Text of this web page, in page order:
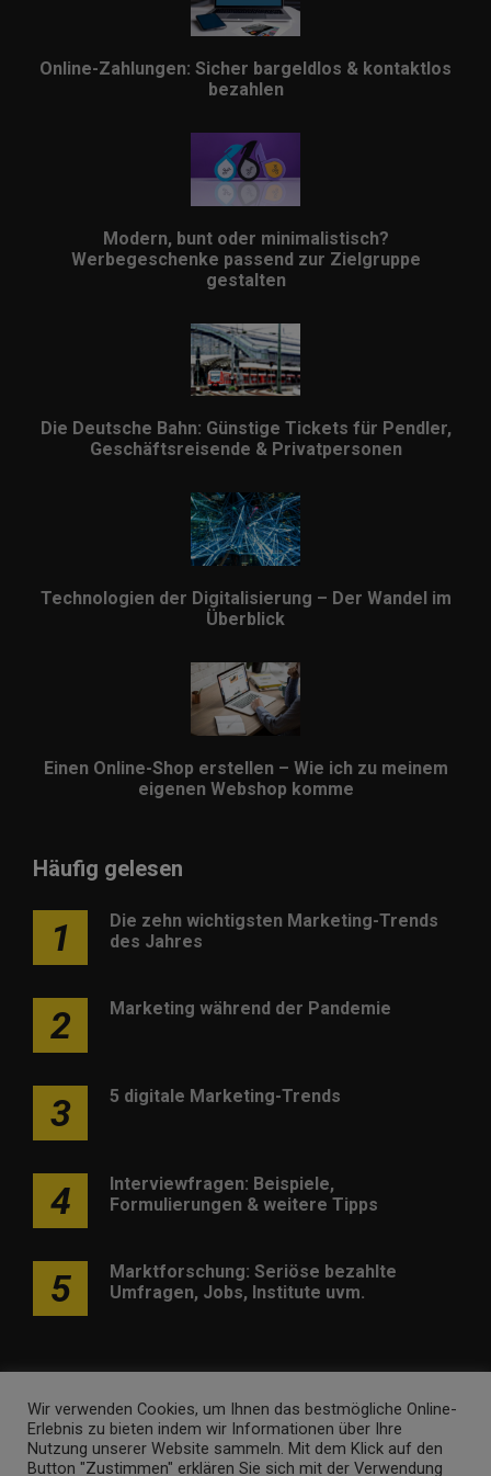
Online-Zahlungen: Sicher bargeldlos & kontaktlos
bezahlen
Modern, bunt oder minimalistisch?
Werbegeschenke passend zur Zielgruppe
gestalten
Die Deutsche Bahn: Günstige Tickets für Pendler,
Geschäftsreisende & Privatpersonen
Technologien der Digitalisierung – Der Wandel im
Überblick
Einen Online-Shop erstellen – Wie ich zu meinem
eigenen Webshop komme
Häufig gelesen
1
Die zehn wichtigsten Marketing-Trends
des Jahres
2 Marketing während der Pandemie
3 5 digitale Marketing-Trends
4
Interviewfragen: Beispiele,
Formulierungen & weitere Tipps
5
Marktforschung: Seriöse bezahlte
Umfragen, Jobs, Institute uvm.
Werben Kontakt Impressum Newsletter
Wir verwenden Cookies, um Ihnen das bestmögliche Online-
Erlebnis zu bieten indem wir Informationen über Ihre
Nutzung unserer Website sammeln. Mit dem Klick auf den
Button "Zustimmen" erklären Sie sich mit der Verwendung